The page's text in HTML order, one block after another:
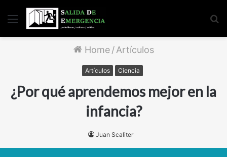
Menu
Home /Artículos
Artículos Ciencia
¿Por qué aprendemos mejor en la
infancia?
Juan Scaliter